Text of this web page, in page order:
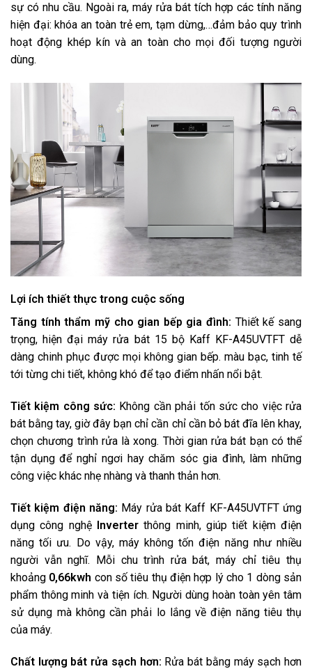
sự có nhu cầu. Ngoài ra, máy rửa bát tích hợp các tính năng
hiện đại: khóa an toàn trẻ em, tạm dừng,…đảm bảo quy trình
hoạt động khép kín và an toàn cho mọi đối tượng người
dùng.
Lợi ích thiết thực trong cuộc sống
Tăng tính thẩm mỹ cho gian bếp gia đình: Thiết kế sang
trọng, hiện đại máy rửa bát 15 bộ Kaff KF-A45UVTFT dễ
dàng chinh phục được mọi không gian bếp. màu bạc, tinh tế
tới từng chi tiết, không khó để tạo điểm nhấn nổi bật.
Tiết kiệm công sức: Không cần phải tốn sức cho việc rửa
bát bằng tay, giờ đây bạn chỉ cần chỉ cần bỏ bát đĩa lên khay,
chọn chương trình rửa là xong. Thời gian rửa bát bạn có thể
tận dụng để nghỉ ngơi hay chăm sóc gia đình, làm những
công việc khác nhẹ nhàng và thanh thản hơn.
Tiết kiệm điện năng: Máy rửa bát Kaff KF-A45UVTFT ứng
dụng công nghệ Inverter thông minh, giúp tiết kiệm điện
năng tối ưu. Do vậy, máy không tốn điện năng như nhiều
người vẫn nghĩ. Mỗi chu trình rửa bát, máy chỉ tiêu thụ
khoảng 0,66kwh con số tiêu thụ điện hợp lý cho 1 dòng sản
phẩm thông minh và tiện ích. Người dùng hoàn toàn yên tâm
sử dụng mà không cần phải lo lắng về điện năng tiêu thụ
của máy.
Chất lượng bát rửa sạch hơn: Rửa bát bằng máy sạch hơn